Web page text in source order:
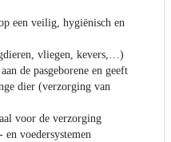
een veilig, hygiënisch en
vliegen, kevers,…)
de pasgeborene en geeft
dier (verzorging van
voor de verzorging
en voedersystemen